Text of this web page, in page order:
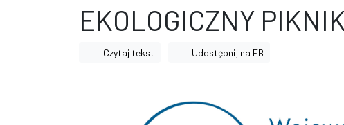
EKOLOGICZNY
Czytaj tekst Udostępnij na FB